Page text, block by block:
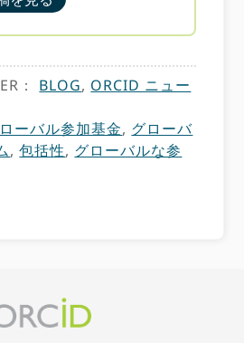
： BLOG, ORCID ニュー
ーバル参加基金, グローバ
,包括性, グローバルな参